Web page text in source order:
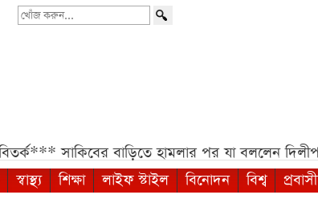
খোঁজ
সাকিবের বাড়িতে হামলার পর যা বললেন দিলীপ ঘোষ***
স্বাস্থ্য শিক্ষা লাইফ স্টাইল বিনোদন বিশ্ব প্রবাসী